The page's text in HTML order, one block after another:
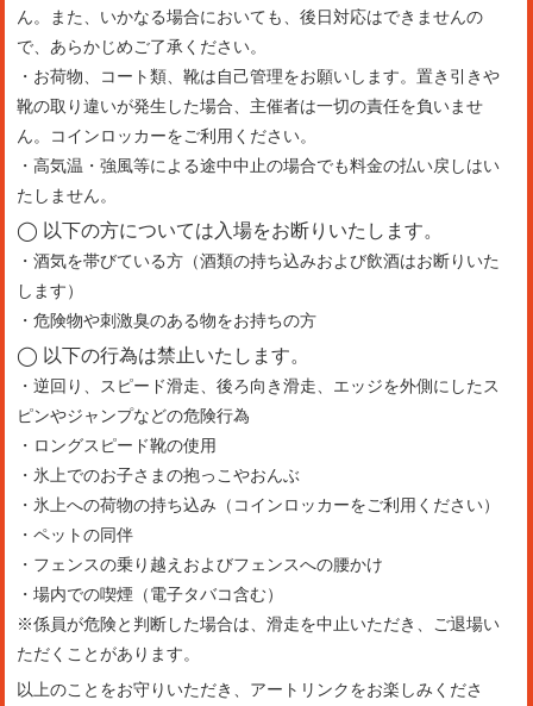
ん。また、いかなる場合においても、後日対応はできませんの
で、あらかじめご了承ください。
・お荷物、コート類、靴は自己管理をお願いします。置き引きや
靴の取り違いが発生した場合、主催者は一切の責任を負いませ
ん。コインロッカーをご利用ください。
・高気温・強風等による途中中止の場合でも料金の払い戻しはい
たしません。
◯ 以下の方については入場をお断りいたします。
・酒気を帯びている方（酒類の持ち込みおよび飲酒はお断りいた
します）
・危険物や刺激臭のある物をお持ちの方
◯ 以下の行為は禁止いたします。
・逆回り、スピード滑走、後ろ向き滑走、エッジを外側にしたス
ピンやジャンプなどの危険行為
・ロングスピード靴の使用
・氷上でのお子さまの抱っこやおんぶ
・氷上への荷物の持ち込み（コインロッカーをご利用ください）
・ペットの同伴
・フェンスの乗り越えおよびフェンスへの腰かけ
・場内での喫煙（電子タバコ含む）
※係員が危険と判断した場合は、滑走を中止いただき、ご退場い
ただくことがあります。
以上のことをお守りいただき、アートリンクをお楽しみくださ